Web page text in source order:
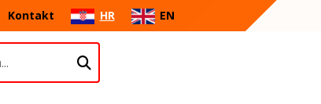
Kontakt HR EN